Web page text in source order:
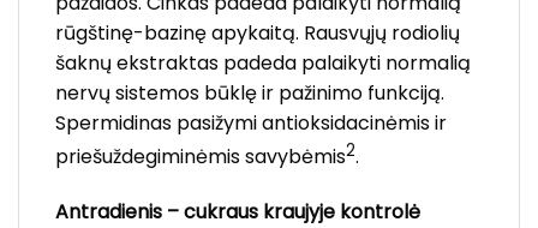
rūgštinę-bazinę apykaitą. Rausvųjų rodiolių
šaknų ekstraktas padeda palaikyti normalią
nervų sistemos būklę ir pažinimo funkciją.
Spermidinas pasižymi antioksidacinėmis ir
priešuždegiminėmis savybėmis2.
Antradienis – cukraus kraujyje kontrolė